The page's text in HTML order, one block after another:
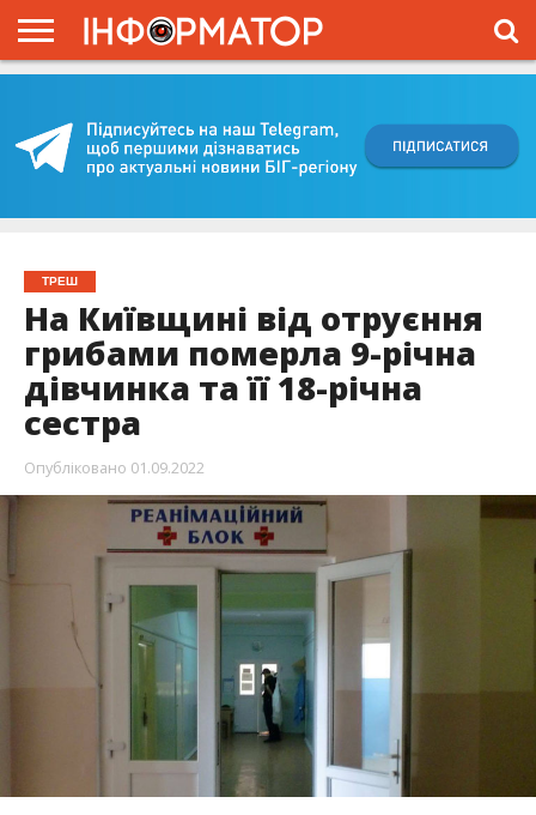
ПРОЄКТ
ТРЕШ
На Київщині від отруєння
грибами померла 9-річна
дівчинка та її 18-річна
сестра
Опубліковано 01.09.2022